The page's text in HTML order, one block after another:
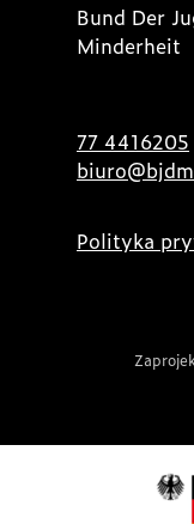
Bund Der
Minderheit
77 4416205
Polityka